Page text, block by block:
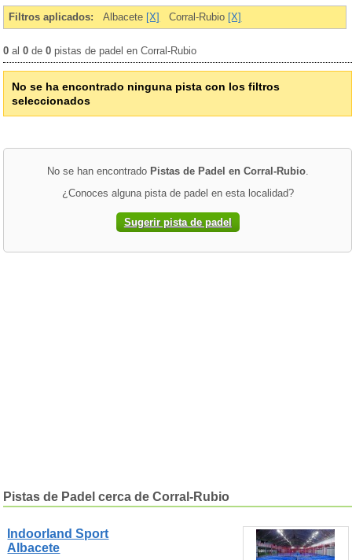
Filtros aplicados: Albacete [X] Corral-Rubio [X]
0 al0 de0 pistas de padel en Corral-Rubio
No se ha encontrado ninguna pista con los filtros
seleccionados
No se han encontrado Pistas de Padel en Corral-Rubio.
¿Conoces alguna pista de padel en esta localidad?
Sugerir pista de padel
Pistas de Padel cerca de Corral-Rubio
Indoorland Sport
Albacete